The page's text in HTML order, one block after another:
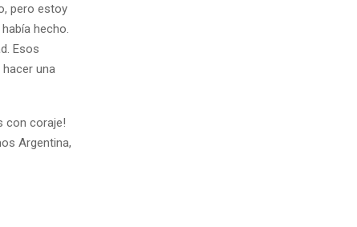
pero estoy
hecho.
Esos
una
con coraje!
Argentina,